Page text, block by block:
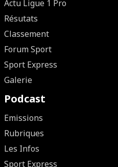
Actu Ligue 1 Pro
Résutats
Classement
Forum Sport
Sport Express
Galerie
Podcast
Emissions
Rubriques
Les Infos
Sport Express